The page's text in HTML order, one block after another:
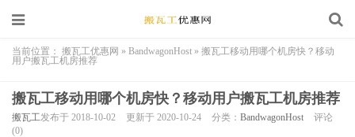
当前位置： 搬瓦工优惠网 » BandwagonHost » 搬瓦工移动用哪个机房快？移动
用户搬瓦工机房推荐
搬瓦工移动用哪个机房快？移动用户搬瓦工机房推荐
搬瓦工发布于 2018-10-02 更新于 2020-10-24 分类： BandwagonHost
评论
(0)